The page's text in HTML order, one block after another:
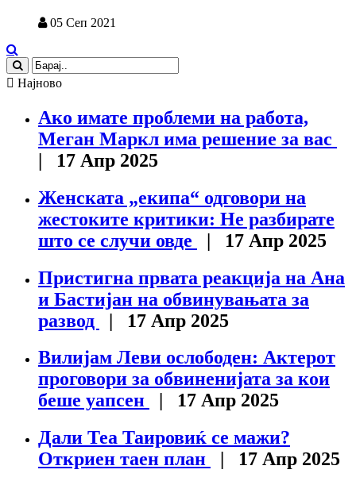
05 Сеп 2021
Најново
Ако имате проблеми на работа,
Меган Маркл има решение за вас
| 17 Апр 2025
Женската „екипа“ одговори на
жестоките критики: Не разбирате
што се случи овде
| 17 Апр 2025
Пристигна првата реакција на Ана
и Бастијан на обвинувањата за
развод
| 17 Апр 2025
Вилијам Леви ослободен: Актерот
проговори за обвиненијата за кои
беше уапсен
| 17 Апр 2025
Дали Теа Таировиќ се мажи?
Откриен таен план
| 17 Апр 2025